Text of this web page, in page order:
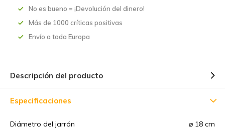
No es bueno = ¡Devolución del dinero!
Más de 1000 críticas positivas
Envío a toda Europa
Descripción del producto
Especificaciones
Diámetro del jarrón ⌀ 18 cm